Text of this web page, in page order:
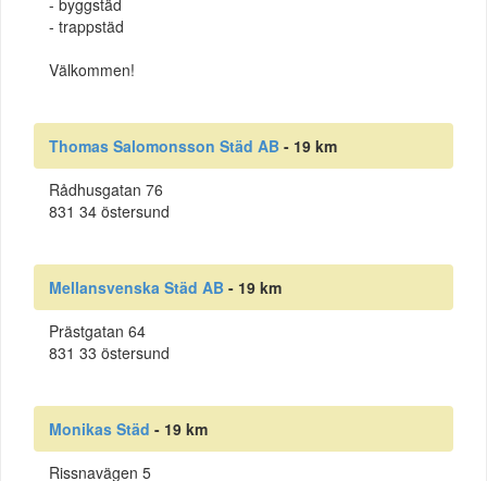
- trappstäd
Välkommen!
Thomas Salomonsson Städ AB - 19 km
Rådhusgatan 76
831 34 östersund
Mellansvenska Städ AB - 19 km
Prästgatan 64
831 33 östersund
Monikas Städ - 19 km
Rissnavägen 5